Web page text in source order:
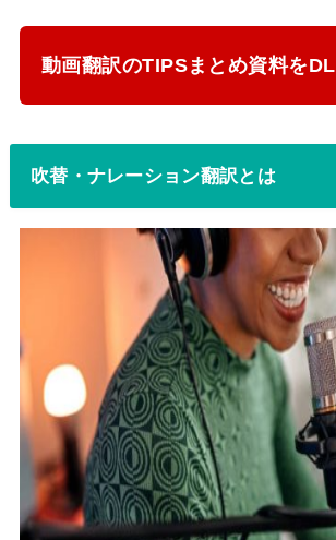
動画翻訳のTIPSまとめ資料をDL
吹替・ナレーション翻訳とは